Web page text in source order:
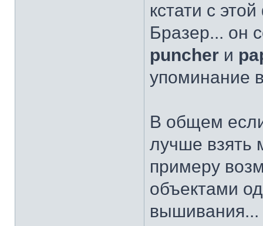
кстати с
Бразер... он
puncher и
упоминание
В общем
лучше взять
примеру
объектами
вышивания...